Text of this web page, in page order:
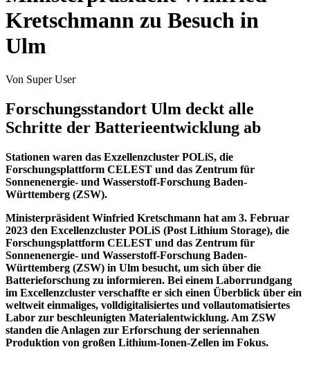
Kretschmann zu Besuch in
Ulm
Von Super User
Forschungsstandort Ulm deckt alle
Schritte der Batterieentwicklung ab
Stationen waren das Exzellenzcluster POLiS, die
Forschungsplattform CELEST und das Zentrum für
Sonnenenergie- und Wasserstoff-Forschung Baden-
Württemberg (ZSW).
Ministerpräsident Winfried Kretschmann hat am 3. Februar
2023 den Excellenzcluster POLiS (Post Lithium Storage), die
Forschungsplattform CELEST und das Zentrum für
Sonnenenergie- und Wasserstoff-Forschung Baden-
Württemberg (ZSW) in Ulm besucht, um sich über die
Batterieforschung zu informieren. Bei einem Laborrundgang
im Excellenzcluster verschaffte er sich einen Überblick über ein
weltweit einmaliges, volldigitalisiertes und vollautomatisiertes
Labor zur beschleunigten Materialentwicklung. Am ZSW
standen die Anlagen zur Erforschung der seriennahen
Produktion von großen Lithium-Ionen-Zellen im Fokus.